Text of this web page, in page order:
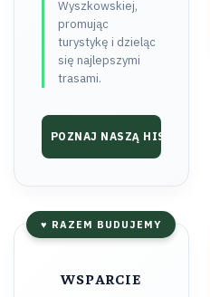
Wyszkowskiej,
promując
turystykę i dzieląc
się najlepszymi
trasami.
POZNAJ NASZĄ HISTORIĘ ➔
♥ RAZEM BUDUJEMY
WSPARCIE